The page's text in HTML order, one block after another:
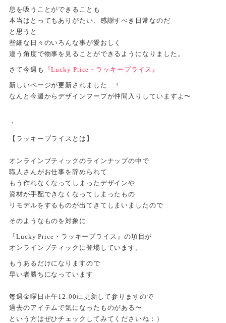
息を吸うことができることも
本当はとってもありがたい、感謝すべき日常なのだ
と思うと
些細な日々のいろんな事が愛おしく
違う角度で物事を見ることができるようになりました。
さて今週も 『Lucky Price・ラッキープライス』
新しいページが更新されました….!
なんと今週からデザインフープが仲間入りしていますよ〜
・
【ラッキープライスとは】
オンラインブティックのラインナップの中で
職人さんがお仕事を辞められて
もう作れなくなってしまったデザインや
資材が手配できなくなってしまったもの
リモデルをするものが出てきてしまいましたので
そのようなものを対象に
『Lucky Price・ラッキープライス』の項目が
オンラインブティックに登場しています。
もうあるだけになりますので
早い者勝ちになっています
毎週金曜日正午12:00に更新して参りますので
過去のアイテムで気になったものがある〜
という方はぜひチェックしてみてくださいね：）